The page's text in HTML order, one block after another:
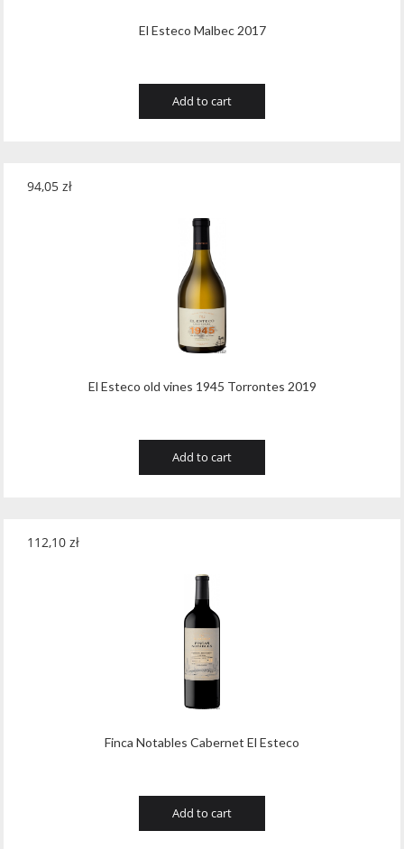
El Esteco Malbec 2017
Add to cart
El Esteco old vines 1945 Torrontes 2019
94,05 zł
Add to cart
Finca Notables Cabernet El Esteco
112,10 zł
Add to cart